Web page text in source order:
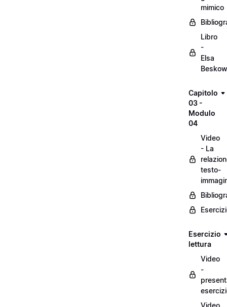
mimico
Libro
-
Elsa
Beskow
Capitolo
03 -
Modulo
04
Video
- La
testo-
Esercizio
lettura
Video
-
Video